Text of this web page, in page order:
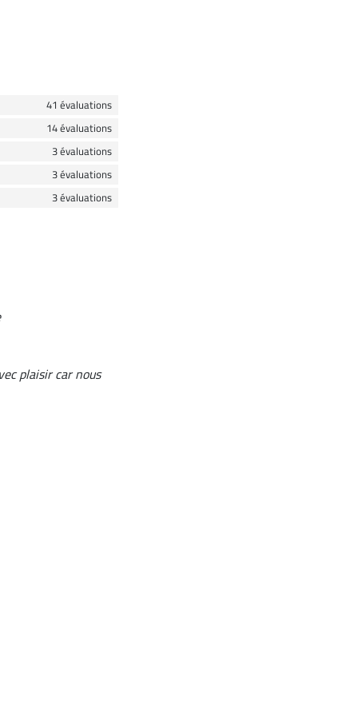
41 évaluations
14 évaluations
3 évaluations
3 évaluations
3 évaluations
plaisir car nous